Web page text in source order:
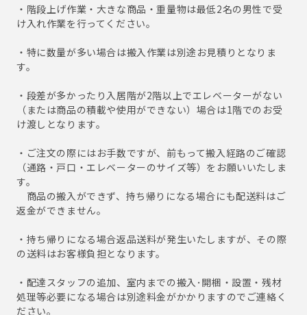
・階段上げ作業・大きな商品・重量物は最低2名の男性で受
け入れ作業を行ってください。
・特に数量が多い場合は搬入作業は別途お見積りとなりま
す。
・段差が多かったり入居階が2階以上でエレベーターがない
（または商品の積載や使用ができない）場合は1階でのお受
け渡しとなります。
・ご注文の際にはお手数ですが、前もって搬入経路のご確認
（通路・戸口・エレベーターのサイズ等）をお願いいたしま
す。
商品の搬入ができず、持ち帰りになる場合にも配送料はご
返金ができません。
・持ち帰りになる場合返品送料が発生いたしますが、その際
の送料はお客様負担となります。
・配達スタッフの追加、室内までの搬入･開梱・設置・残材
処理等必要になる場合は別途料金がかかりますのでご連絡く
ださい。